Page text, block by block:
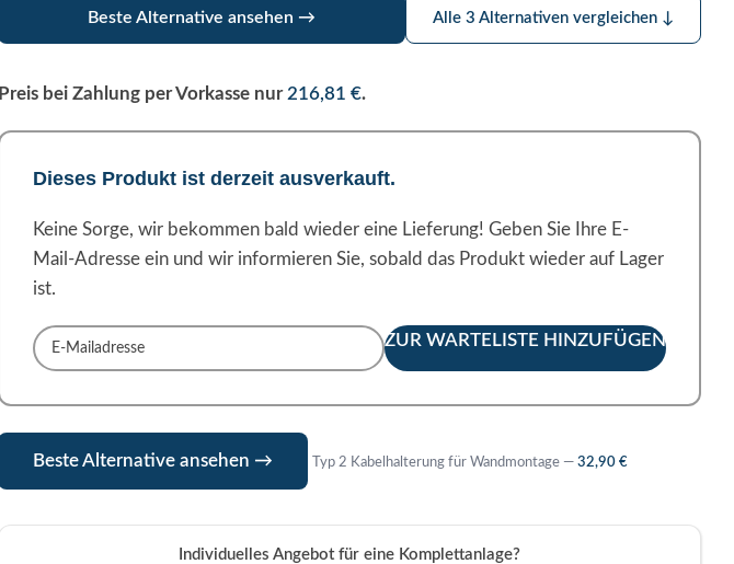
Beste Alternative ansehen → Alle 3 Alternativen vergleichen ↓
Preis bei Zahlung per Vorkasse nur 216,81 €.
Dieses Produkt ist derzeit ausverkauft.
Keine Sorge, wir bekommen bald wieder eine Lieferung! Geben Sie Ihre E-
Mail-Adresse ein und wir informieren Sie, sobald das Produkt wieder auf Lager
ist.
ZUR WARTELISTE HINZUFÜGEN
Beste Alternative ansehen → Typ 2 Kabelhalterung für Wandmontage — 32,90 €
Individuelles Angebot für eine Komplettanlage?